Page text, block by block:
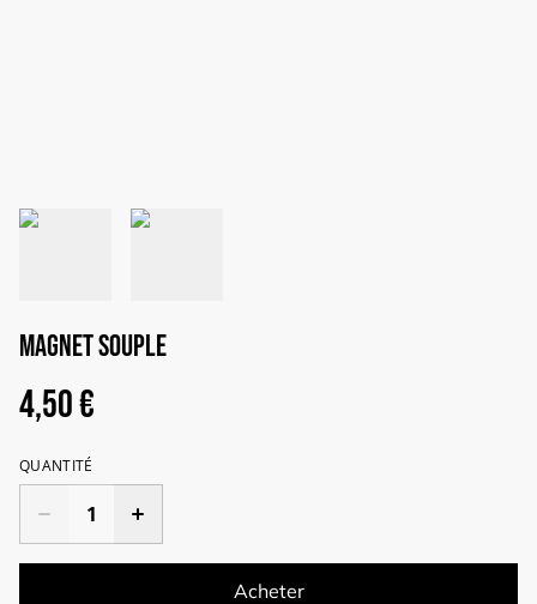
MAGNET SOUPLE
4,50 €
QUANTITÉ
Acheter